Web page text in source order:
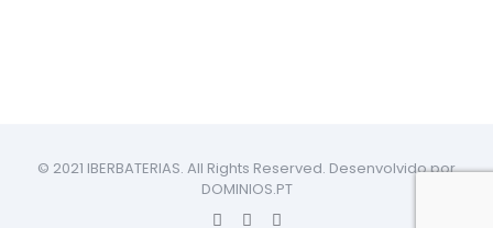
© 2021 IBERBATERIAS. All Rights Reserved. Desenvolvido por
DOMINIOS.PT